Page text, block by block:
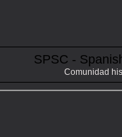
SPSC -
Comunidad